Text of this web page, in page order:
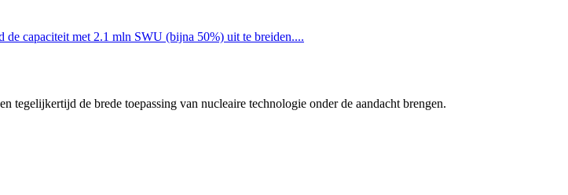
capaciteit met 2.1 mln SWU (bijna 50%) uit te breiden....
de brede toepassing van nucleaire technologie onder de aandacht brengen.